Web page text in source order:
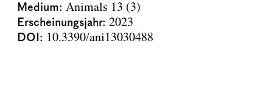
Medium Animals 13 (3)
Erscheinungsjahr 2023
DOI
10.3390/ani13030488